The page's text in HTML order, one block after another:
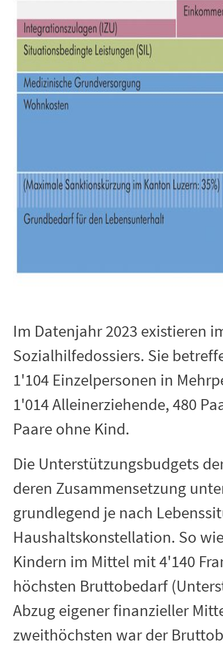
Im Datenjahr 2023 existieren
Sozialhilfedossiers. Sie
1'104 Einzelpersonen in
1'014 Alleinerziehende, 480
Paare ohne Kind.
Die Unterstützungsbudgets
deren Zusammensetzung
grundlegend je nach
Haushaltskonstellation. So
Kindern im Mittel mit 4'140
höchsten Bruttobedarf
Abzug eigener finanzieller
zweithöchsten war der